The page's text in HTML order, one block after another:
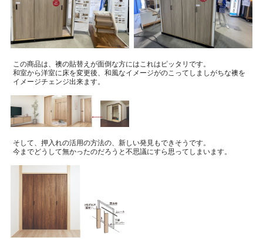
この商品は、襖の貼替えが面倒な方にはこれはピッタリです。
和室から洋室に床を変更後、和風なイメージがのこってしましがちな襖を
イメージチェンジ出来ます。
そして、押入れの活用の方法の、新しい発見もできそうです。
今までどうして無かったのだろうと不思議にすら思ってしまいます。